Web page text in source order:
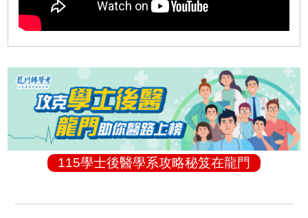
115學士後醫學系攻略秘笈在龍門